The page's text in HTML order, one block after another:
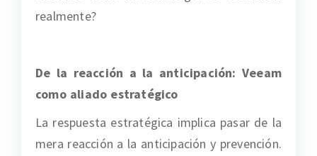
realmente?
De la reacción a la anticipación: Veeam
como aliado estratégico
La respuesta estratégica implica pasar de la
mera reacción a la anticipación y prevención.